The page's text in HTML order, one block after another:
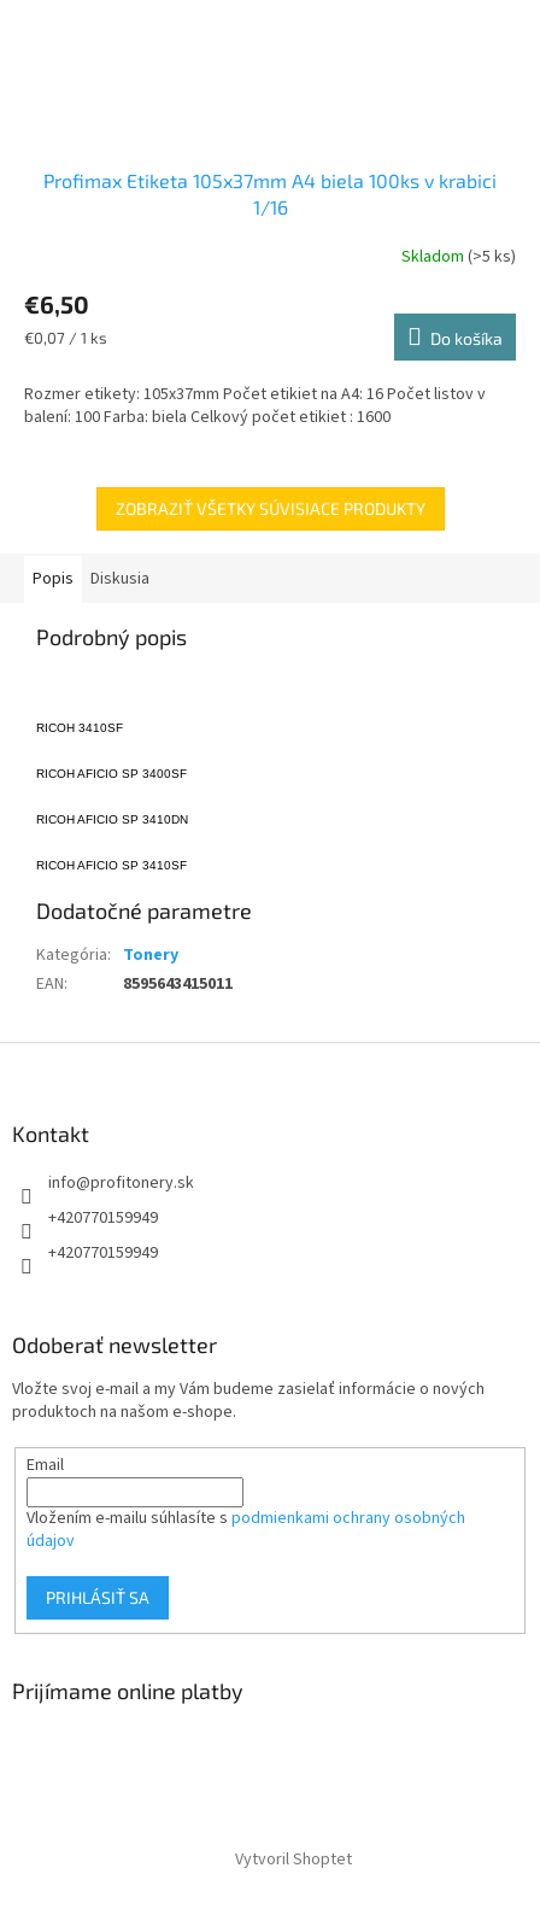
Profimax Etiketa 105x37mm A4 biela 100ks v krabici
1/16
produktu
je
2,0
5
hviezdičiek.
Skladom(>5 ks)
€6,50
Jednotková
€0,07 / 1 ks Do košíka
Rozmer etikety: 105x37mm Počet etikiet na A4: 16 Počet listov v
balení: 100 Farba: biela Celkový počet etikiet : 1600
ZOBRAZIŤ VŠETKY SÚVISIACE PRODUKTY
Popis Diskusia
Podrobný popis
RICOH 3410SF
RICOH AFICIO SP 3400SF
RICOH AFICIO SP 3410DN
RICOH AFICIO SP 3410SF
Dodatočné parametre
Kategória: Tonery
EAN: 8595643415011
Kontakt
info@profitonery.sk
+420770159949
+420770159949
Odoberať newsletter
Vložte svoj e-mail a my Vám budeme zasielať informácie o nových
produktoch na našom e-shope.
Email
Vložením e-mailu súhlasíte s podmienkami ochrany osobných
údajov
PRIHLÁSIŤ SA
Prijímame online platby
Vytvoril Shoptet